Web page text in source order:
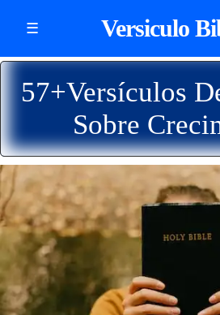
☰ Versiculo
57+Versículos
Sobre